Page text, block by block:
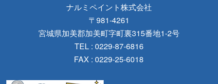
ナルミペイント株式会社
〒981-4261
宮城県加美郡加美町字町裏315番地1-2号
TEL : 0229-87-6816
FAX : 0229-25-6018